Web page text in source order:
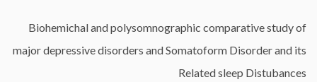
Biohemichal and polysomnographic comparative study of
major depressive disorders and Somatoform Disorder and its
Related sleep Distubances